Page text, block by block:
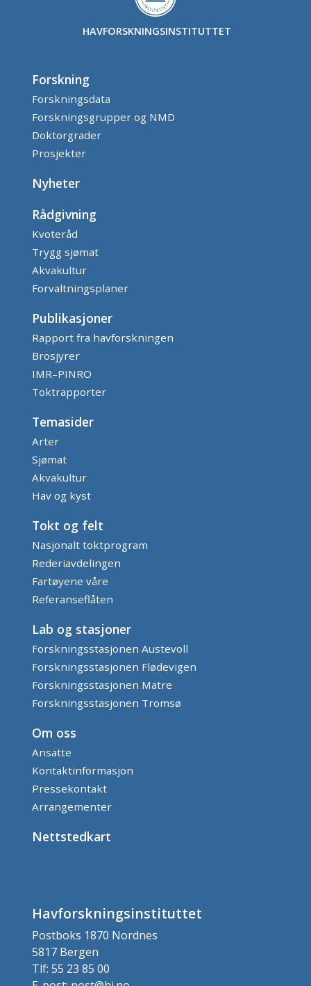
HAVFORSKNINGSINSTITUTTET
Forskning
Forskningsdata
Forskningsgrupper og NMD
Doktorgrader
Prosjekter
Nyheter
Rådgivning
Kvoteråd
Trygg sjømat
Akvakultur
Forvaltningsplaner
Publikasjoner
Rapport fra havforskningen
Brosjyrer
IMR–PINRO
Toktrapporter
Temasider
Arter
Sjømat
Akvakultur
Hav og kyst
Tokt og felt
Nasjonalt toktprogram
Rederiavdelingen
Fartøyene våre
Referanseflåten
Lab og stasjoner
Forskningsstasjonen Austevoll
Forskningsstasjonen Flødevigen
Forskningsstasjonen Matre
Forskningsstasjonen Tromsø
Om oss
Ansatte
Kontaktinformasjon
Pressekontakt
Arrangementer
Nettstedkart
Havforskningsinstituttet
Postboks 1870 Nordnes
5817 Bergen
Tlf: 55 23 85 00